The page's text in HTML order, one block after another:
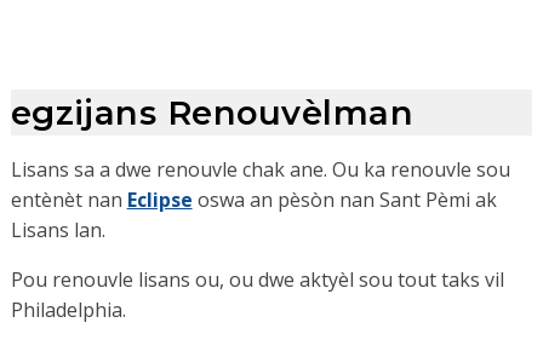
egzijans Renouvèlman
Lisans sa a dwe renouvle chak ane. Ou ka renouvle sou
entènèt nan Eclipse oswa an pèsòn nan Sant Pèmi ak
Lisans lan.
Pou renouvle lisans ou, ou dwe aktyèl sou tout taks vil
Philadelphia.